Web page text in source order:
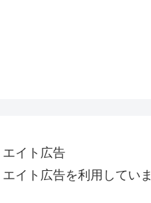
イト広告
イト広告を利用していま